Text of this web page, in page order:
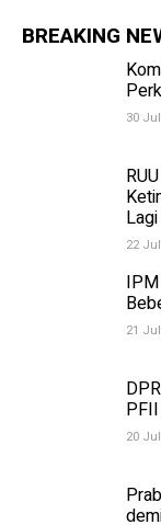
BREAKING
30
22
21
20